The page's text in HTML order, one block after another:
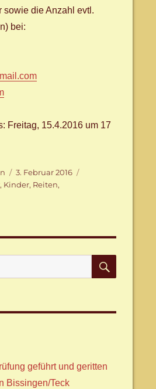
sowie die Anzahl evtl.
bei:
Freitag, 15.4.2016 um 17
Veröffentlicht
am
3. Februar 2016
, Kinder, Reiten,
geführt und geritten
Bissingen/Teck